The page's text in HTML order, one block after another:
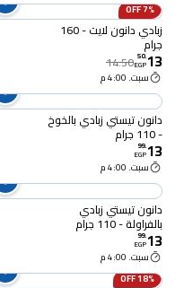
7% OFF
زبادي دانون لايت - 160
جرام
13
.
50
EGP
14.50
سبت. 4:00 م
دانون تيستي زبادي بالخوخ
- 110 جرام
13
.
99
EGP
سبت. 4:00 م
دانون تيستي زبادي
بالفراولة - 110 جرام
13
.
99
EGP
سبت. 4:00 م
18% OFF